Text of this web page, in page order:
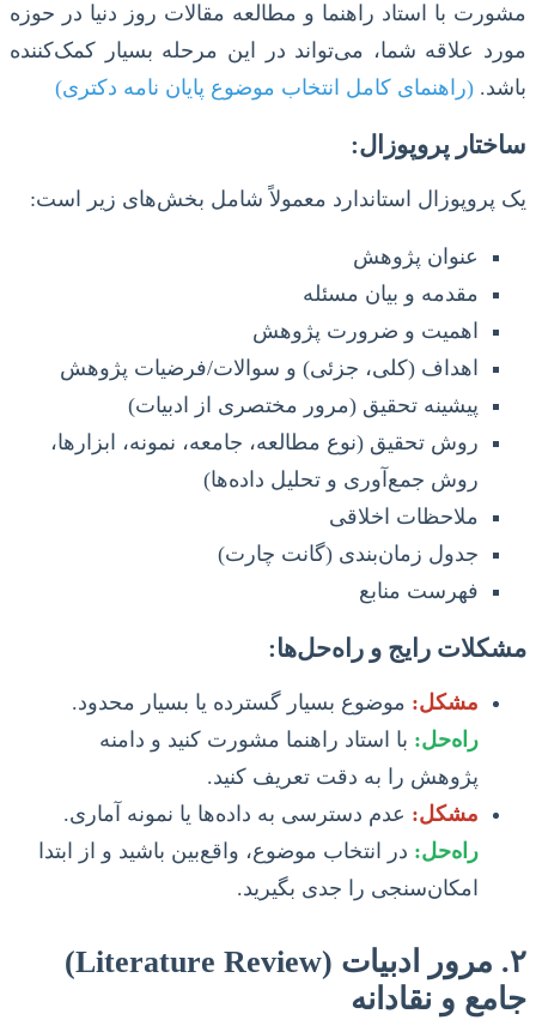
مشورت با استاد راهنما و مطالعه مقالات روز دنیا در حوزه
مورد علاقه شما، می‌تواند در این مرحله بسیار کمک‌کننده
باشد. (راهنمای کامل انتخاب موضوع پایان نامه دکتری)
ساختار پروپوزال:
یک پروپوزال استاندارد معمولاً شامل بخش‌های زیر است:
عنوان پژوهش
مقدمه و بیان مسئله
اهمیت و ضرورت پژوهش
اهداف (کلی، جزئی) و سوالات/فرضیات پژوهش
پیشینه تحقیق (مرور مختصری از ادبیات)
روش تحقیق (نوع مطالعه، جامعه، نمونه، ابزارها،
روش جمع‌آوری و تحلیل داده‌ها)
ملاحظات اخلاقی
جدول زمان‌بندی (گانت چارت)
فهرست منابع
مشکلات رایج و راه‌حل‌ها:
مشکل: موضوع بسیار گسترده یا بسیار محدود.
راه‌حل: با استاد راهنما مشورت کنید و دامنه
پژوهش را به دقت تعریف کنید.
مشکل: عدم دسترسی به داده‌ها یا نمونه آماری.
راه‌حل: در انتخاب موضوع، واقع‌بین باشید و از ابتدا
امکان‌سنجی را جدی بگیرید.
۲. مرور ادبیات (Literature Review)
جامع و نقادانه